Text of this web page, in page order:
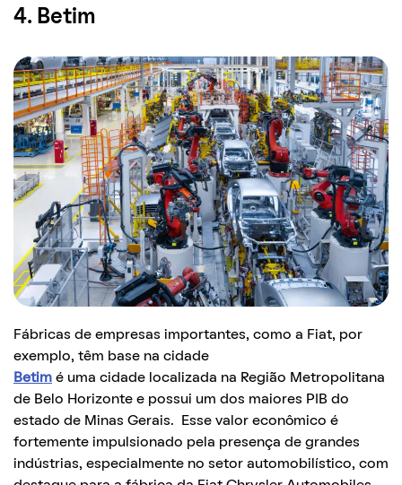
4. Betim
Fábricas de empresas importantes, como a Fiat, por
exemplo, têm base na cidade
Betim é uma cidade localizada na Região Metropolitana
de Belo Horizonte e possui um dos maiores PIB do
estado de Minas Gerais. Esse valor econômico é
fortemente impulsionado pela presença de grandes
indústrias, especialmente no setor automobilístico, com